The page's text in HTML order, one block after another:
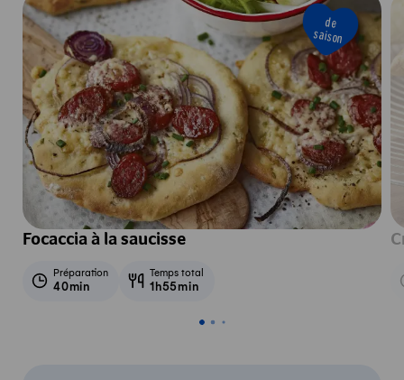
de
saison
Focaccia à la saucisse
Préparation
40min
Temps total
1h55min